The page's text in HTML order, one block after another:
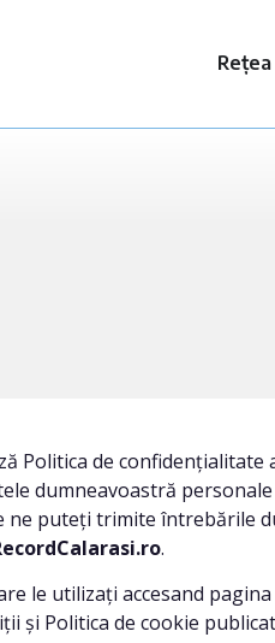
Politica de confidențialitate
dumneavoastră
ne puteți trimite întrebările
.
utilizați accesand pagina
și Politica de cookie